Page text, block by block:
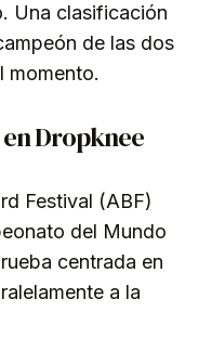
Una clasificación
de las dos
momento.
Dropknee
Festival (ABF)
del Mundo
centrada en
a la